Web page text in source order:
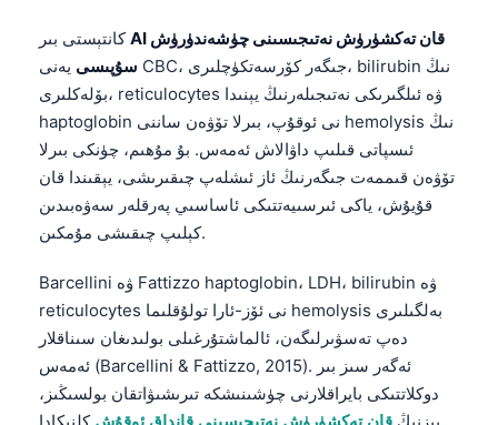
كانتېستى بىرAI قان تەكشۈرۈش نەتىجىسىنى چۈشەندۈرۈش
سۇپىسى يەنى CBC، جىگەر كۆرسەتكۈچلىرى، bilirubin نىڭ
بۆلەكلىرى، reticulocytes ۋە ئىلگىرىكى نەتىجىلەرنىڭ يېنىدا
haptoglobin نى ئوقۇپ، بىرلا تۆۋەن ساننى hemolysis نىڭ
ئىسپاتى قىلىپ داۋالاش ئەمەس. بۇ مۇھىم، چۈنكى بىرلا
تۆۋەن قىممەت جىگەرنىڭ ئاز ئىشلەپ چىقىرىشى، يېقىندا قان
قۇيۇش، ياكى ئىرسىيەتتىكى ئاساسىي پەرقلەر سەۋەبىدىن
كېلىپ چىقىشى مۇمكىن.
Barcellini ۋە Fattizzo haptoglobin، LDH، bilirubin ۋە
reticulocytes نى ئۆز-ئارا تولۇقلىما hemolysis بەلگىلىرى
دەپ تەسۋىرلىگەن، ئالماشتۇرغىلى بولىدىغان سىناقلار
ئەمەس (Barcellini & Fattizzo, 2015). ئەگەر سىز بىر
دوكلاتتىكى بايراقلارنى چۈشىنىشكە تىرىشىۋاتقان بولسىڭىز،
بىزنىڭ قان تەكشۈرۈش نەتىجىسىنى قانداق ئوقۇش كلنىكادا